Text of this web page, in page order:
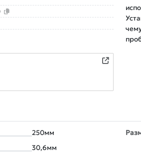
250мм
30,6мм